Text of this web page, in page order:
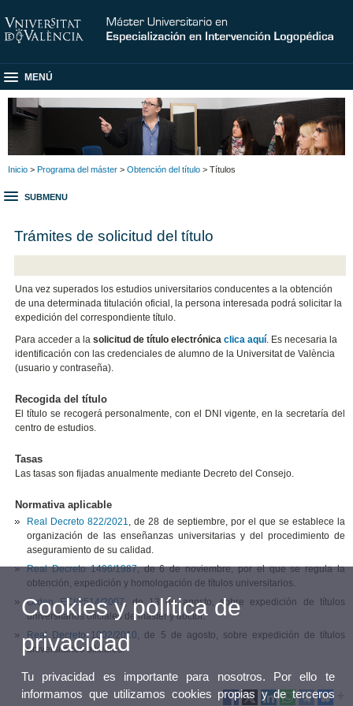
MENÚ
Inicio > Programa del máster > Obtención del título > Títulos
SUBMENU
Trámites de solicitud del título
Una vez superados los estudios universitarios conducentes a la obtención
de una determinada titulación oficial, la persona interesada podrá solicitar la
expedición del correspondiente título.
Para acceder a lasolicitud de título electrónica clica aquí. Es necesaria la
identificación con las credenciales de alumno de la Universitat de València
(usuario y contraseña).
Recogida del título
El título se recogerá personalmente, con el DNI vigente, en la secretaría del
centro de estudios.
Tasas
Las tasas son fijadas anualmente mediante Decreto del Consejo.
Normativa aplicable
Real Decreto 822/2021, de 28 de septiembre, por el que se establece la
organización de las enseñanzas universitarias y del procedimiento de
aseguramiento de su calidad.
Real Decreto 1496/1987, de 6 de noviembre, por el que se regula la
obtención, expedición y homologación de títulos universitarios.
Orden ECI/2514/2007, de 13 de agosto, sobre expedición de títulos
universitarios oficiales de máster y doctor.
Real Decreto 1002/2010, de 5 de agosto, sobre expedición de títulos
universitarios oficiales.
Cookies y política de
privacidad
Tu privacidad es importante para nosotros. Por ello te
informamos que utilizamos cookies propias y de terceros